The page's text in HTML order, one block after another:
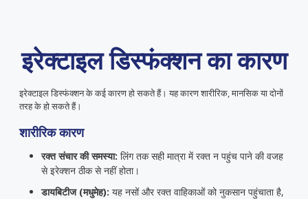
इरेक्टाइल डिस्फंक्शन का कारण
इरेक्टाइल डिस्फंक्शन के कई कारण हो सकते हैं। यह कारण शारीरिक, मानसिक या दोनों
तरह के हो सकते हैं।
शारीरिक कारण
रक्त संचार की समस्या: लिंग तक सही मात्रा में रक्त न पहुंच पाने की वजह
से इरेक्शन ठीक से नहीं होता।
डायबिटीज (मधुमेह): यह नसों और रक्त वाहिकाओं को नुकसान पहुंचाता है,